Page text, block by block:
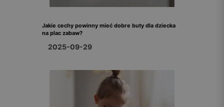
Jakie cechy powinny mieć dobre buty dla dziecka
na plac zabaw?
2025-09-29